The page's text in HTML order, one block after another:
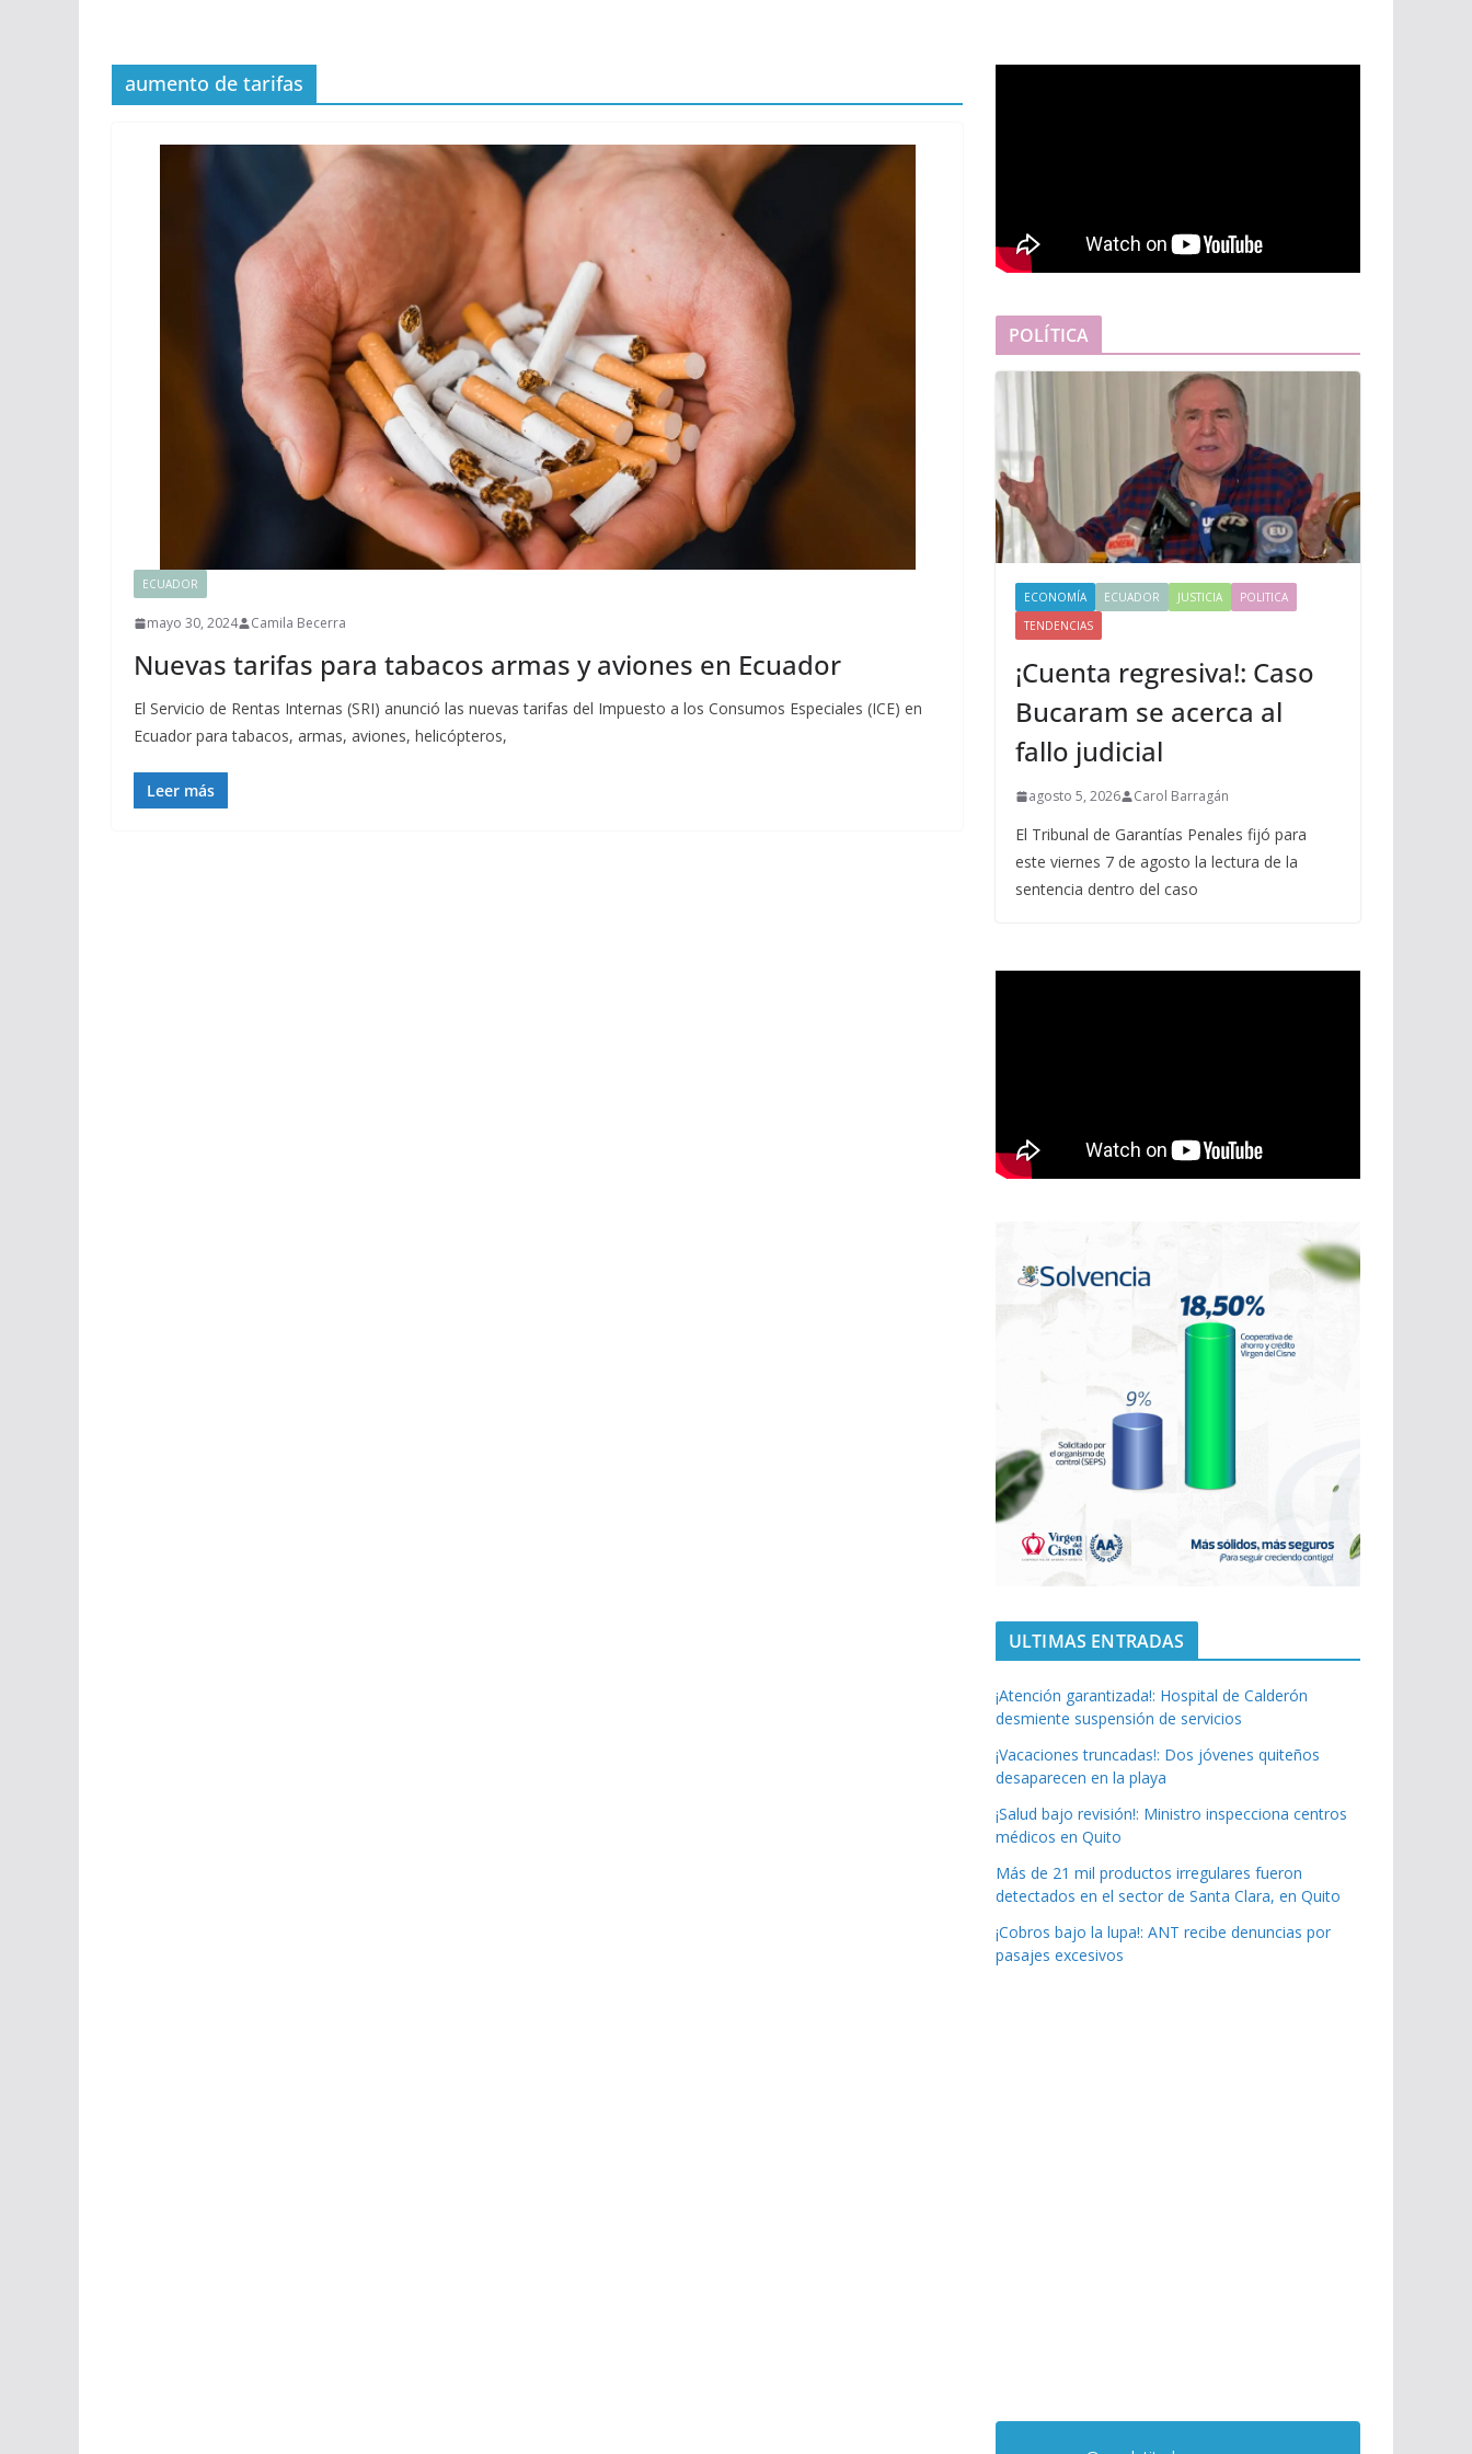
aumento de tarifas
ECUADOR
mayo 30, 2024 Camila Becerra
Nuevas tarifas para tabacos armas y aviones en Ecuador
El Servicio de Rentas Internas (SRI) anunció las nuevas tarifas del Impuesto a los Consumos Especiales (ICE) en
Ecuador para tabacos, armas, aviones, helicópteros,
Leer más
POLÍTICA
ECONOMÍA ECUADOR JUSTICIA
POLITICA
TENDENCIAS
¡Cuenta regresiva!: Caso
Bucaram se acerca al
fallo judicial
agosto 5, 2026 Carol Barragán
El Tribunal de Garantías Penales fijó para
este viernes 7 de agosto la lectura de la
sentencia dentro del caso
ULTIMAS ENTRADAS
¡Atención garantizada!: Hospital de Calderón
desmiente suspensión de servicios
¡Vacaciones truncadas!: Dos jóvenes quiteños
desaparecen en la playa
¡Salud bajo revisión!: Ministro inspecciona centros
médicos en Quito
Más de 21 mil productos irregulares fueron
detectados en el sector de Santa Clara, en Quito
¡Cobros bajo la lupa!: ANT recibe denuncias por
pasajes excesivos